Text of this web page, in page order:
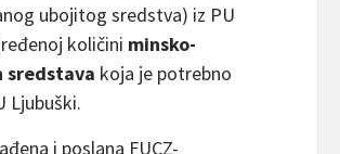
ubojitog sredstva) iz PU
količini minsko-
sredstava koja je potrebno
Ljubuški.
i poslana FUCZ-